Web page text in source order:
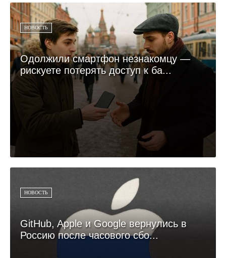
НОВОСТЬ
Одолжили смартфон незнакомцу —
рискуете потерять доступ к ба...
НОВОСТЬ
GitHub, Apple и Google вернулись в
Россию после часового сбо...